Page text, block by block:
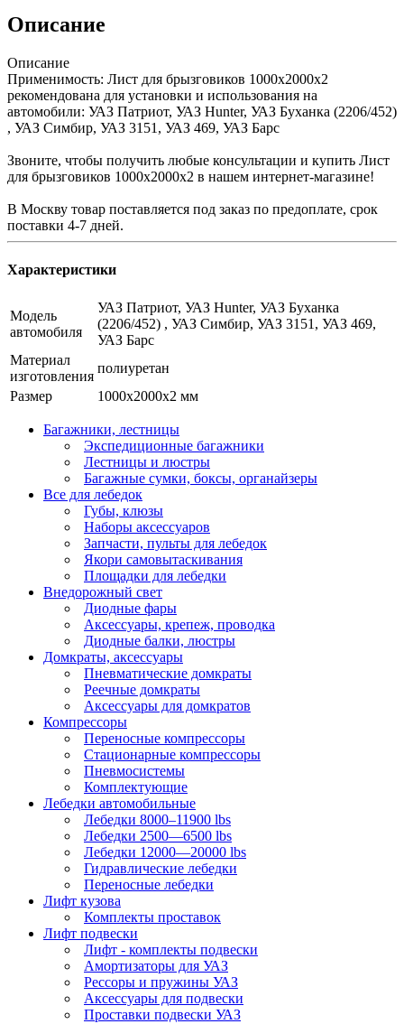
Описание
Описание
Применимость: Лист для брызговиков 1000х2000х2
рекомендована для установки и использования на
автомобили: УАЗ Патриот, УАЗ Hunter, УАЗ Буханка (2206/452)
, УАЗ Симбир, УАЗ 3151, УАЗ 469, УАЗ Барс
Звоните, чтобы получить любые консультации и купить Лист
для брызговиков 1000х2000х2 в нашем интернет-магазине!
В Москву товар поставляется под заказ по предоплате, срок
поставки 4-7 дней.
Характеристики
Модель
автомобиля
УАЗ Патриот, УАЗ Hunter, УАЗ Буханка
(2206/452) , УАЗ Симбир, УАЗ 3151, УАЗ 469,
УАЗ Барс
Материал
изготовления
полиуретан
Размер
1000х2000х2 мм
Багажники, лестницы
Экспедиционные багажники
Лестницы и люстры
Багажные сумки, боксы, органайзеры
Все для лебедок
Губы, клюзы
Наборы аксессуаров
Запчасти, пульты для лебедок
Якори самовытаскивания
Площадки для лебедки
Внедорожный свет
Диодные фары
Аксессуары, крепеж, проводка
Диодные балки, люстры
Домкраты, аксессуары
Пневматические домкраты
Реечные домкраты
Аксессуары для домкратов
Компрессоры
Переносные компрессоры
Стационарные компрессоры
Пневмосистемы
Комплектующие
Лебедки автомобильные
Лебедки 8000–11900 lbs
Лебедки 2500—6500 lbs
Лебедки 12000—20000 lbs
Гидравлические лебедки
Переносные лебедки
Лифт кузова
Комплекты проставок
Лифт подвески
Лифт - комплекты подвески
Амортизаторы для УАЗ
Рессоры и пружины УАЗ
Аксессуары для подвески
Проставки подвески УАЗ